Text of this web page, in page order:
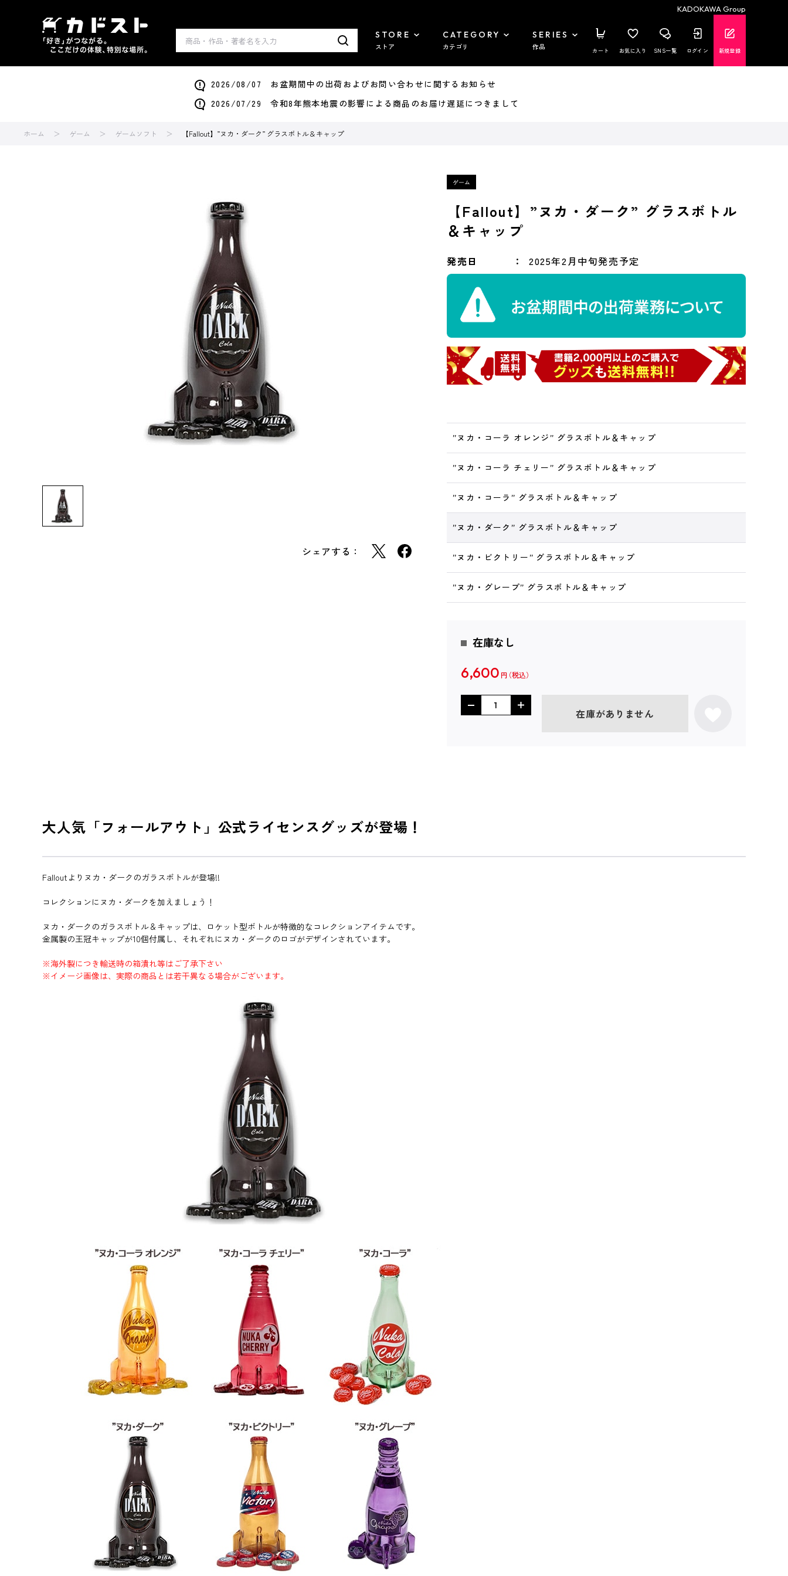
KADOKAWA Group
STORE
ストア
CATEGORY
カテゴリ
SERIES
作品 カート お気に入り SNS一覧 ログイン 新規登録
2026/08/07 お盆期間中の出荷およびお問い合わせに関するお知らせ
2026/07/29 令和8年熊本地震の影響による商品のお届け遅延につきまして
ホーム ゲーム ゲームソフト 【Fallout】”ヌカ・ダーク” グラスボトル＆キャップ
シェアする：
【Fallout】”ヌカ・ダーク” グラスボトル
＆キャップ
発売日 2025年2月中旬発売予定
”ヌカ・コーラ オレンジ” グラスボトル＆キャップ
”ヌカ・コーラ チェリー” グラスボトル＆キャップ
”ヌカ・コーラ” グラスボトル＆キャップ
”ヌカ・ダーク” グラスボトル＆キャップ
”ヌカ・ビクトリー” グラスボトル＆キャップ
”ヌカ・グレープ” グラスボトル＆キャップ
在庫なし
6,600 円
在庫がありません
大人気「フォールアウト」公式ライセンスグッズが登場！
Falloutよりヌカ・ダークのガラスボトルが登場!!
コレクションにヌカ・ダークを加えましょう！
ヌカ・ダークのガラスボトル＆キャップは、ロケット型ボトルが特徴的なコレクションアイテムです。
金属製の王冠キャップが10個付属し、それぞれにヌカ・ダークのロゴがデザインされています。
※海外製につき輸送時の箱潰れ等はご了承下さい
※イメージ画像は、実際の商品とは若干異なる場合がございます。